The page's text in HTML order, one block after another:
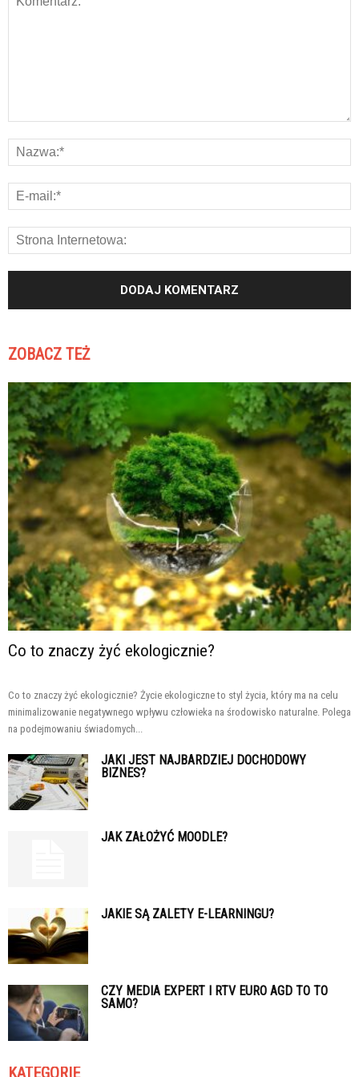
ZOBACZ TEŻ
Co to znaczy żyć ekologicznie?
Co to znaczy żyć ekologicznie? Życie ekologiczne to styl życia, który ma na celu
minimalizowanie negatywnego wpływu człowieka na środowisko naturalne. Polega
na podejmowaniu świadomych...
JAKI JEST NAJBARDZIEJ DOCHODOWY
BIZNES?
JAK ZAŁOŻYĆ MOODLE?
JAKIE SĄ ZALETY E-LEARNINGU?
CZY MEDIA EXPERT I RTV EURO AGD TO TO
SAMO?